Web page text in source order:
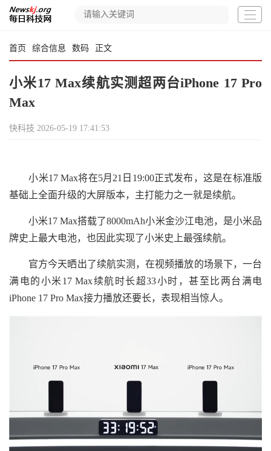
首页 综合信息 数码 正文
小米17 Max续航实测超两台iPhone 17 Pro
Max
快科技 2026-05-19 17:41:53
小米17 Max将在5月21日19:00正式发布，这是在标准版
基础上全面升级的大屏版本，主打能力之一就是续航。
小米17 Max搭载了8000mAh小米金沙江电池，是小米品
牌史上最大电池，也因此实现了小米史上最强续航。
官方今天晒出了续航实测，在视频播放的场景下，一台
满电的小米17 Max续航时长超33小时，甚至比两台满电
iPhone 17 Pro Max接力播放还要长，表现相当惊人。